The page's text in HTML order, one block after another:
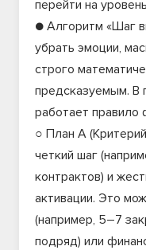
перейти на
● Алгоритм «Шаг
убрать эмоции,
строго
предсказуемым. В
работает правило
○ План А
четкий шаг
контрактов) и
активации. Это
(например, 5–7
подряд) или